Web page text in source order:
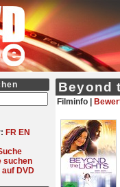
FR EN
suchen
DVD
Beyond
Filminfo |